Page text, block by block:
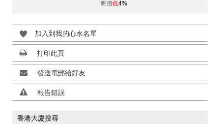
呎價低4%
加入到我的心水名單
打印此頁
發送電郵給好友
報告錯誤
香港大廈搜尋